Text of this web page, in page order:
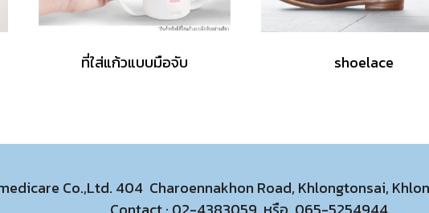
ที่ใส่แก้วแบบมือจับ shoelace
Co.,Ltd. 404 Charoennakhon Road, Khlongtonsai,